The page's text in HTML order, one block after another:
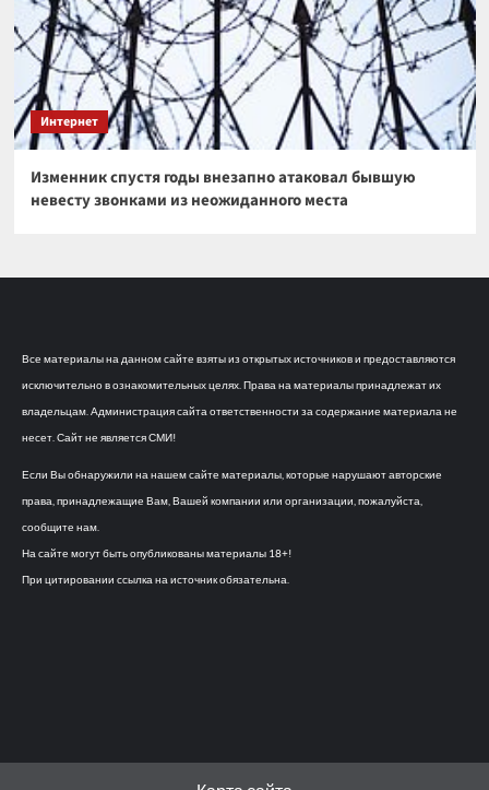
Интернет
Изменник спустя годы внезапно атаковал бывшую
невесту звонками из неожиданного места
Все материалы на данном сайте взяты из открытых источников и предоставляются
исключительно в ознакомительных целях. Права на материалы принадлежат их
владельцам. Администрация сайта ответственности за содержание материала не
несет. Сайт не является СМИ!
Если Вы обнаружили на нашем сайте материалы, которые нарушают авторские
права, принадлежащие Вам, Вашей компании или организации, пожалуйста,
сообщите нам.
На сайте могут быть опубликованы материалы 18+!
При цитировании ссылка на источник обязательна.